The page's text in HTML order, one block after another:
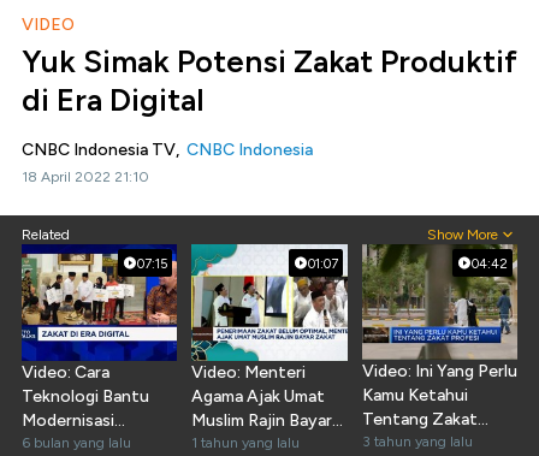
VIDEO
Yuk Simak Potensi Zakat Produktif
di Era Digital
CNBC Indonesia TV, CNBC Indonesia
18 April 2022 21:10
Related Show More
07:15
Video: Cara
Teknologi Bantu
Modernisasi
Pengumpulan &
6 bulan yang lalu
01:07
Video: Menteri
Agama Ajak Umat
Muslim Rajin Bayar
Zakat
1 tahun yang lalu
04:42
Video: Ini Yang Perlu
Kamu Ketahui
Tentang Zakat
Profesi
3 tahun yang lalu